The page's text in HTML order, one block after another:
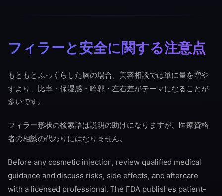
フィラーと安全に関する注意点
もともとふっくらした唇の場合、美容相談では単に量を増や
すより、比率・保湿感・輪郭・左右差がテーマになることが
多いです。
フィラー形状の検索語は説明の助けになりますが、医療資格
者の相談の代わりにはなりません。
Before any cosmetic injection, review qualified medical
guidance and discuss risks, side effects, and aftercare
with a licensed professional. The FDA publishes patient-